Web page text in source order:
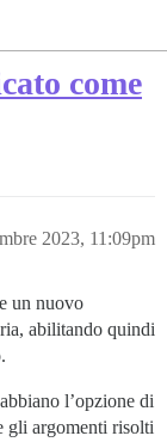
come
2023, 11:09pm
un nuovo
abilitando quindi
l’opzione di
gli argomenti risolti